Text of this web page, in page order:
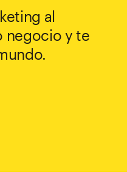
al
negocio y te